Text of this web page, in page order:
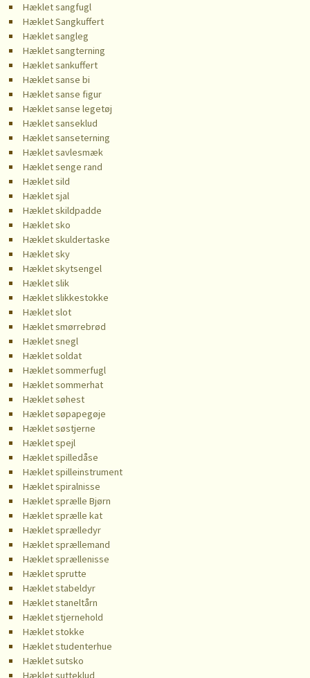
Hæklet sangfugl
Hæklet Sangkuffert
Hæklet sangleg
Hæklet sangterning
Hæklet sankuffert
Hæklet sanse bi
Hæklet sanse figur
Hæklet sanse legetøj
Hæklet sanseklud
Hæklet sanseterning
Hæklet savlesmæk
Hæklet senge rand
Hæklet sild
Hæklet sjal
Hæklet skildpadde
Hæklet sko
Hæklet skuldertaske
Hæklet sky
Hæklet skytsengel
Hæklet slik
Hæklet slikkestokke
Hæklet slot
Hæklet smørrebrød
Hæklet snegl
Hæklet soldat
Hæklet sommerfugl
Hæklet sommerhat
Hæklet søhest
Hæklet søpapegøje
Hæklet søstjerne
Hæklet spejl
Hæklet spilledåse
Hæklet spilleinstrument
Hæklet spiralnisse
Hæklet sprælle Bjørn
Hæklet sprælle kat
Hæklet sprælledyr
Hæklet sprællemand
Hæklet sprællenisse
Hæklet sprutte
Hæklet stabeldyr
Hæklet staneltårn
Hæklet stjernehold
Hæklet stokke
Hæklet studenterhue
Hæklet sutsko
Hæklet sutteklud